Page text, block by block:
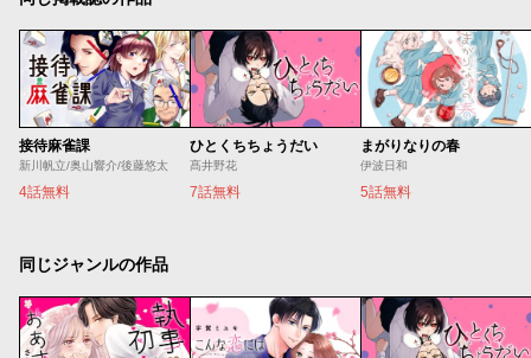
接待麻雀課
新川帆立/奥山響介/後藤悠太
4話無料
ひとくちちょうだい
髙井野花
7話無料
まがりなりの春
伊波日和
5話無料
同じジャンルの作品